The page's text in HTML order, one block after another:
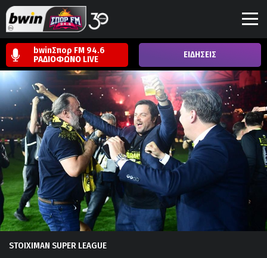
bwinΣπορ FM 94.6
ΡΑΔΙΟΦΩΝΟ LIVE ΕΙΔΗΣΕΙΣ
STOIXIMAN SUPER LEAGUE